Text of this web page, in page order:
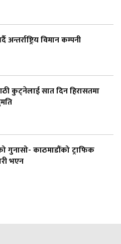
विमान कम्पनी
कुट्नेलाई सात दिन हिरासतमा
गुनासो- काठमाडौंको ट्राफिक
भएन